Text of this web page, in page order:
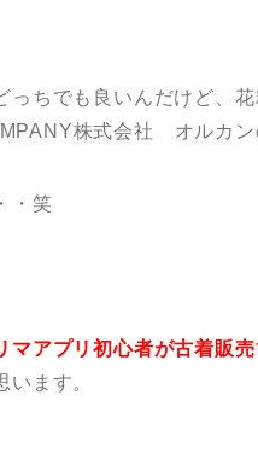
っちでも良いんだけど、
株式会社 オルカ
・笑
マアプリ初心者が古着販
ます。